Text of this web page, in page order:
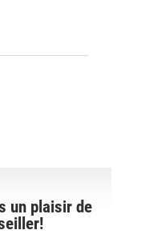
un plaisir de